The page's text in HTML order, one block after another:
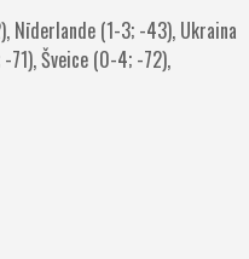
Nīderlande (1-3; -43), Ukraina
Šveice (0-4; -72),